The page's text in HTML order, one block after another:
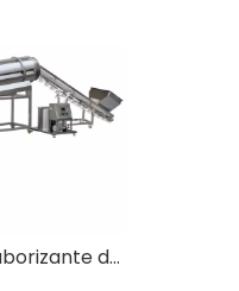
Máquina de saborizante de tambor doble | Para bocadillos y cereales | Spray + condimento sistema integrado